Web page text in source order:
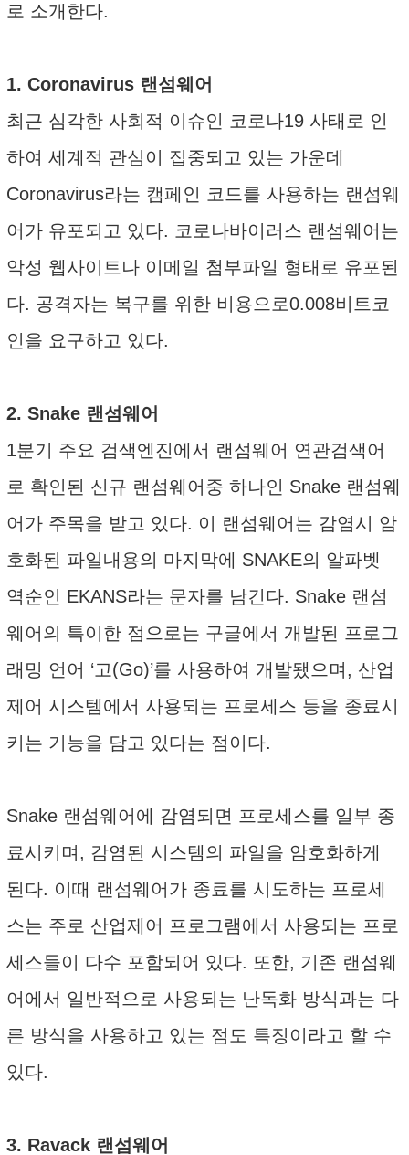
로 소개한다.
1. Coronavirus 랜섬웨어
최근 심각한 사회적 이슈인 코로나19 사태로 인
하여 세계적 관심이 집중되고 있는 가운데
Coronavirus라는 캠페인 코드를 사용하는 랜섬웨
어가 유포되고 있다. 코로나바이러스 랜섬웨어는
악성 웹사이트나 이메일 첨부파일 형태로 유포된
다. 공격자는 복구를 위한 비용으로0.008비트코
인을 요구하고 있다.
2. Snake 랜섬웨어
1분기 주요 검색엔진에서 랜섬웨어 연관검색어
로 확인된 신규 랜섬웨어중 하나인 Snake 랜섬웨
어가 주목을 받고 있다. 이 랜섬웨어는 감염시 암
호화된 파일내용의 마지막에 SNAKE의 알파벳
역순인 EKANS라는 문자를 남긴다. Snake 랜섬
웨어의 특이한 점으로는 구글에서 개발된 프로그
래밍 언어 ‘고(Go)’를 사용하여 개발됐으며, 산업
제어 시스템에서 사용되는 프로세스 등을 종료시
키는 기능을 담고 있다는 점이다.
Snake 랜섬웨어에 감염되면 프로세스를 일부 종
료시키며, 감염된 시스템의 파일을 암호화하게
된다. 이때 랜섬웨어가 종료를 시도하는 프로세
스는 주로 산업제어 프로그램에서 사용되는 프로
세스들이 다수 포함되어 있다. 또한, 기존 랜섬웨
어에서 일반적으로 사용되는 난독화 방식과는 다
른 방식을 사용하고 있는 점도 특징이라고 할 수
있다.
3. Ravack 랜섬웨어